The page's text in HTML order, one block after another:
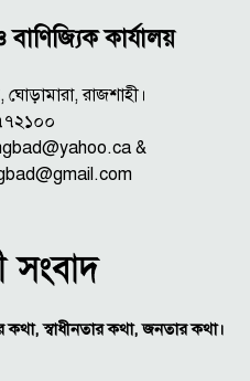
কার্যালয়
ঘোড়ামারা, রাজশাহী।
&
স্বাধীনতার কথা, জনতার কথা।